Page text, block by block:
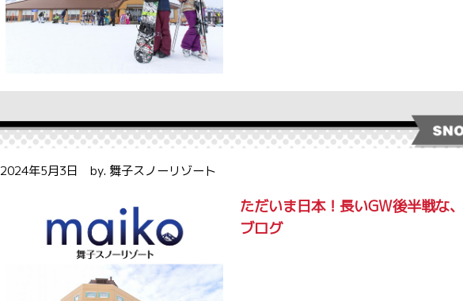
2024年5月3日 by. 舞子スノーリゾート
ただいま日本！長いGW後半戦な
ブログ